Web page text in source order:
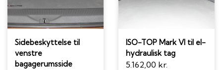
Sidebeskyttelse til
venstre
bagagerumsside
ISO-TOP Mark VI til el-
hydraulisk tag
5.162,00 kr.